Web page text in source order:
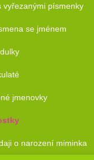
vyřezanými písmenky
se jménem
jmenovky
o narození miminka